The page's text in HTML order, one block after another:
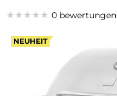
NEUHEIT
★★★★★
★★★★★
★★★★★ 0 bewertungen